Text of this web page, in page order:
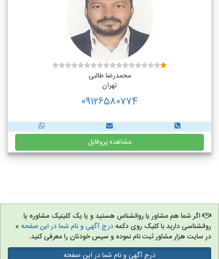
محمدرضا طالبی
تهران
09126580774
مشاهده پروفایل
اگر شما هم مشاور یا روانشناس هستید و یا یک کلینیک مشاوره یا
روانشناسی دارید با کلیک روی دکمهدرج آگهی و نام شما در این صفحه »
در سایت هزار مشاور ثبت نام نموده و سپس خودتان را معرفی کنید.
درج آگهی و نام شما در این صفحه